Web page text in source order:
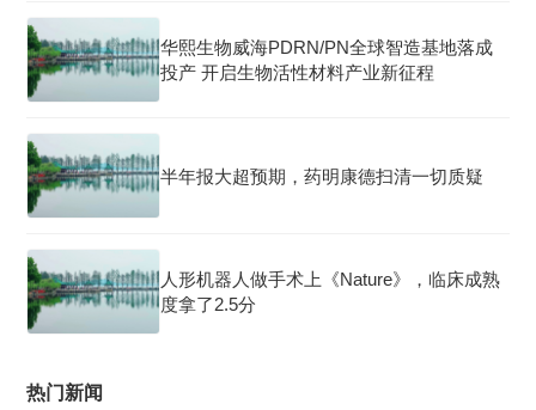
华熙生物威海PDRN/PN全球智造基地落成
投产 开启生物活性材料产业新征程
半年报大超预期，药明康德扫清一切质疑
人形机器人做手术上《Nature》，临床成熟
度拿了2.5分
热门新闻